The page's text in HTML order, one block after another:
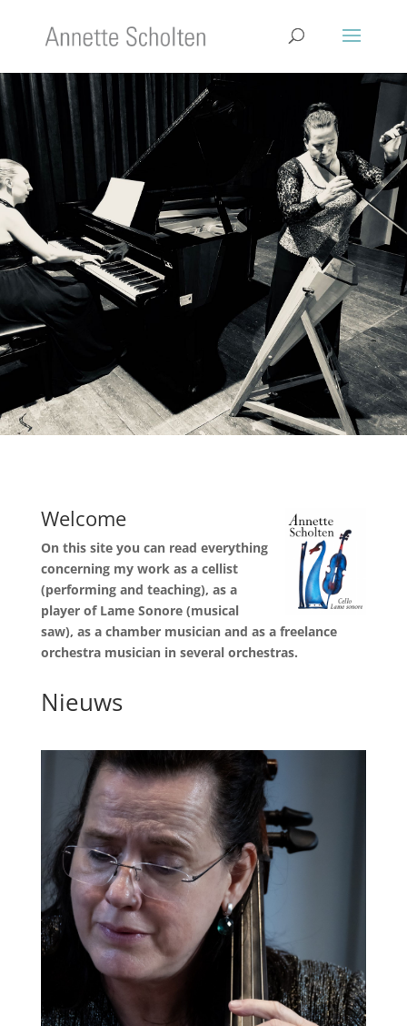
Welcome
On this site you can read everything
concerning my work as a cellist
(performing and teaching), as a
player of Lame Sonore (musical
saw), as a chamber musician and as a freelance
orchestra musician in several orchestras.
Nieuws